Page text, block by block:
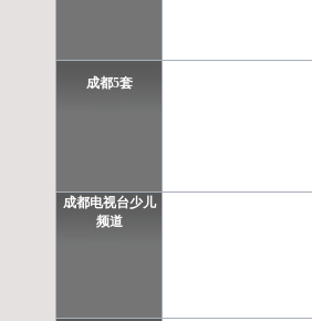
成都5套
成都电视台少儿
频道